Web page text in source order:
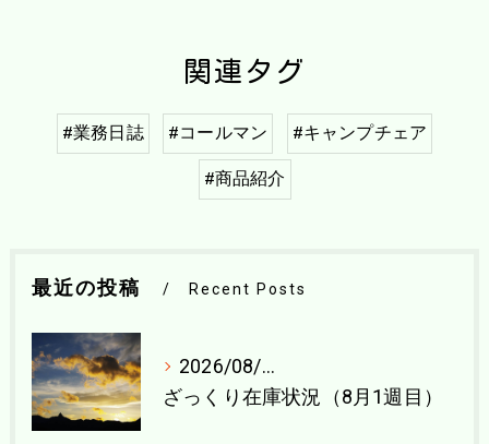
関連タグ
#業務日誌 #コールマン #キャンプチェア
#商品紹介
最近の投稿 Recent Posts
2026/08/04
ざっくり在庫状況（8月1週目）